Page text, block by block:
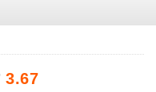
3.67